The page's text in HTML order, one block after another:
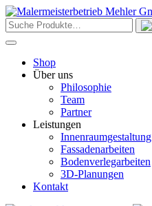
Skip
to
content
Shop
Über uns
Philosophie
Team
Partner
Leistungen
Innenraumgestaltung
Fassadenarbeiten
Bodenverlegarbeiten
3D-Planungen
Kontakt